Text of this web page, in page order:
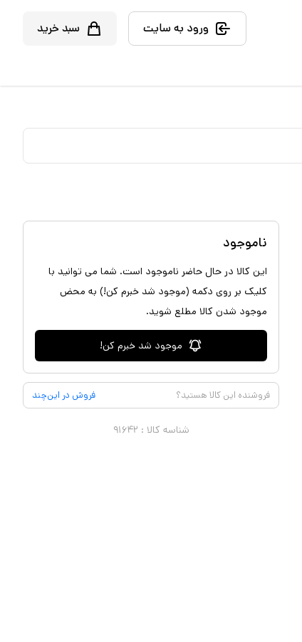
ورود به سایت سبد خرید
ناموجود
این کالا در حال حاضر ناموجود است. شما می توانید با
کلیک بر روی دکمه (موجود شد خبرم کن!) به محض
موجود شدن کالا مطلع شوید.
موجود شد خبرم کن!
فروشنده این کالا هستید؟ فروش در این‌چند
شناسه کالا : ۹۱۶۴۲